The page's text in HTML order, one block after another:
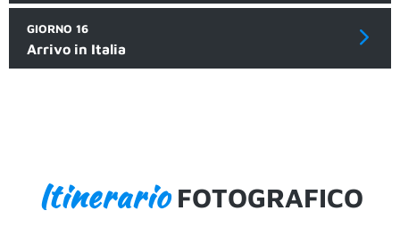
GIORNO 16
Arrivo in Italia
ItinerarioFOTOGRAFICO